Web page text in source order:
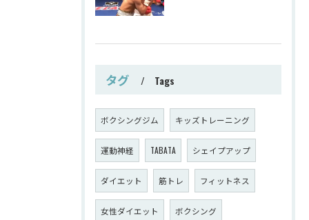
タグ Tags
ボクシングジム キッズトレーニング
運動神経 TABATA シェイプアップ
ダイエット 筋トレ フィットネス
女性ダイエット ボクシング